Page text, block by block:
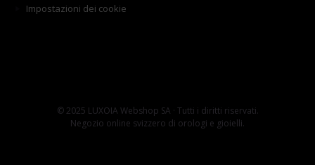
Impostazioni dei cookie
© 2025 LUXOIA Webshop SA · Tutti i diritti riservati.
Negozio online svizzero di orologi e gioielli.